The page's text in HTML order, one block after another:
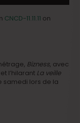
CNCD-11.11.11 on
Bizness, avec
l’hilarant La veille
lors de la